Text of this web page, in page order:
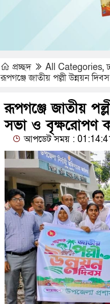
প্রচ্ছদ All Categories,
রূপগঞ্জে জাতীয় পল্লী উন্নয়ন
রূপগঞ্জে জাতীয়
সভা ও বৃক্ষরোপণ
আপডেট সময় :